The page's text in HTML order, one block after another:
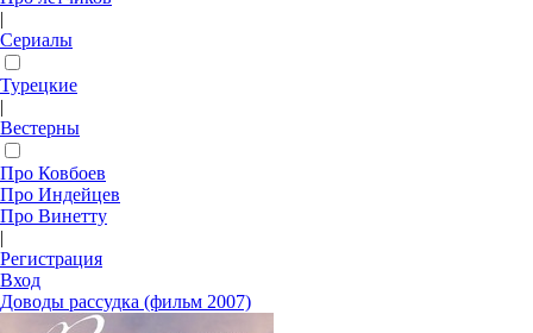
|
Сериалы
Турецкие
|
Вестерны
Про Ковбоев
Про Индейцев
Про Винетту
|
Регистрация
Вход
Доводы рассудка (фильм 2007)